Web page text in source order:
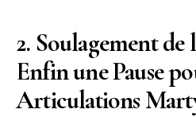
2. Soulagement
Enfin une Pause
Articulations